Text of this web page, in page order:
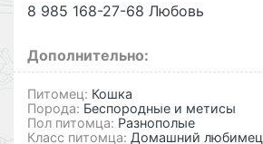
8 985 168-27-68 Любовь
Дополнительно:
Питомец: Кошка
Порода: Беспородные и метисы
Пол питомца: Разнополые
Класс питомца: Домашний любимец